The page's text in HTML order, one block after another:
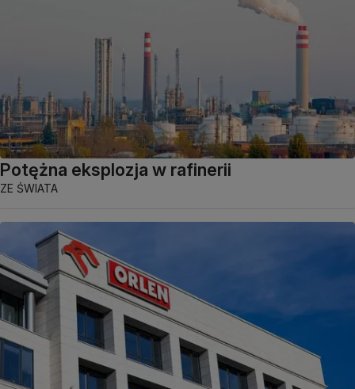
Potężna eksplozja w rafinerii
ZE ŚWIATA